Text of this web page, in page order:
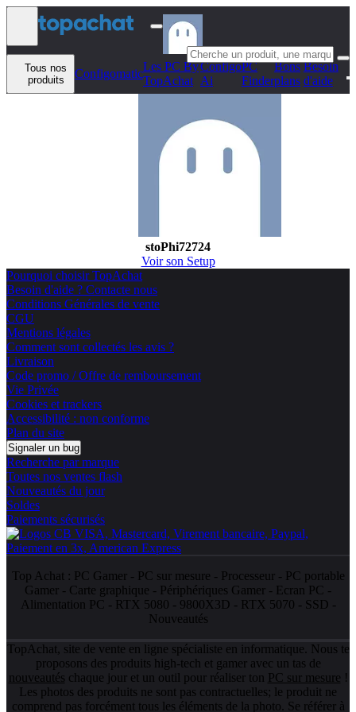
Aller au contenu
Tous nos
produits
Configomatic
Les PC By
TopAchat
Configo
Ai
PC
Finder
Bons
plans
Besoin
d'aide
stoPhi72724
Voir son Setup
Pourquoi choisir TopAchat
Besoin d'aide ? Contacte nous
Conditions Générales de vente
CGU
Mentions légales
Comment sont collectés les avis ?
Livraison
Code promo / Offre de remboursement
Vie Privée
Cookies et trackers
Accessibilité : non conforme
Plan du site
Signaler un bug
Recherche par marque
Toutes nos ventes flash
Nouveautés du jour
Soldes
Paiements sécurisés
Top Achat : PC Gamer- PC sur mesure - Processeur- PC portable
Gamer - Carte graphique - Périphériques Gamer - Ecran PC -
Alimentation PC - RTX 5080 - 9800X3D - RTX 5070 - SSD -
Nouveautés
TopAchat, site de vente en ligne spécialiste en informatique. Nous te
proposons des produits high-tech et gamer avec un tas de
nouveautés chaque jour et un outil pour réaliser ton PC sur mesure !
Les photos des produits ne sont pas contractuelles; le produit ne
comprend pas forcément tous les éléments de la photo. Se référer à